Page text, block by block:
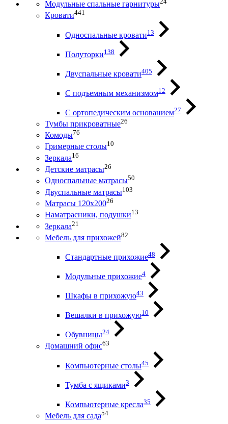
Модульные спальные гарнитуры
Кровати441
Односпальные кровати13
Полуторки138
Двуспальные кровати405
С подъемным механизмом12
С ортопедическим основанием27
Тумбы прикроватные26
Комоды76
Гримерные столы10
Зеркала16
Детские матрасы26
Односпальные матрасы50
Двуспальные матрасы103
Матрасы 120х20026
Наматрасники, подушки13
Зеркала21
Мебель для прихожей82
Стандартные прихожие48
Модульные прихожие4
Шкафы в прихожую43
Вешалки в прихожую10
Обувницы24
Домашний офис63
Компьютерные столы45
Тумба с ящиками3
Компьютерные кресла35
Мебель для сада54